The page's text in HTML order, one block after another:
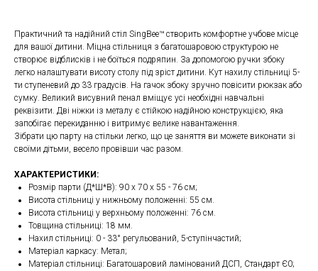
Практичний та надійний стіл SingBee™ створить комфортне учбове місце
для вашої дитини. Міцна стільниця з багатошаровою структурою не
створює відблисків і не боїться подряпин. За допомогою ручки збоку
легко налаштувати висоту столу під зріст дитини. Кут нахилу стільниці 5-
ти ступеневий до 33 градусів. На гачок збоку зручно повісити рюкзак або
сумку. Великий висувний пенал вміщує усі необхідні навчальні
реквізити. Дві ніжки із металу є стійкою надійною конструкцією, яка
запобігає перекиданню і витримує велике навантаження.
Зібрати цю парту на стільки легко, що це заняття ви можете виконати зі
своїми дітьми, весело провівши час разом.
ХАРАКТЕРИСТИКИ:
Розмір парти (Д*Ш*В): 90 x 70 x 55 - 76 см;
Висота стільниці у нижньому положенні: 55 см.
Висота стільниці у верхньому положенні: 76 см.
Товщина стільниці: 18 мм.
Нахил стільниці: 0 - 33° регульований, 5-ступінчастий;
Матеріал каркасу: Метал;
Матеріал стільниці: Багатошаровий ламінований ДСП, Стандарт Є0;